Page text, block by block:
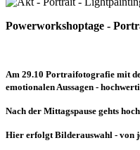
Powerworkshoptage -
Am 29.10 Portraifotografie mit
emotionalen Aussagen -
Nach der Mittagspause gehts
Hier erfolgt Bilderauswahl - von